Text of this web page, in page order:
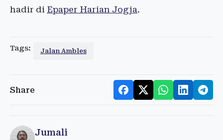
hadir di Epaper Harian Jogja.
Tags: Jalan Ambles
Share
Jumali